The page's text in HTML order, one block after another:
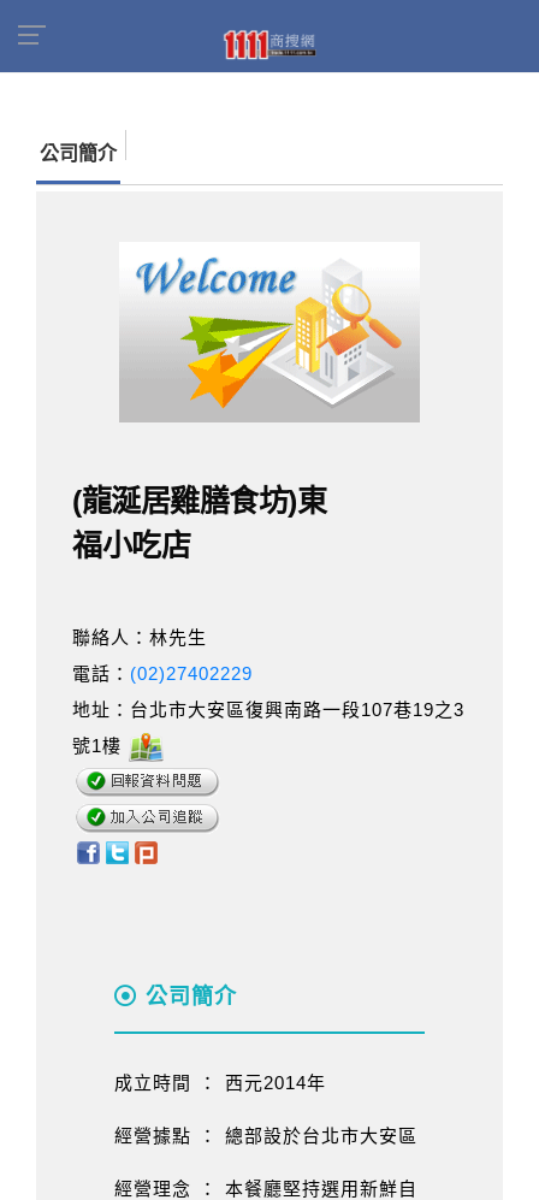
小吃店
公司簡介
(龍涎居雞膳食坊)東
福小吃店
聯絡人：林先生
電話： (02)27402229
地址：台北市大安區復興南路一段107巷19之3
號1樓
公司簡介
成立時間 ： 西元2014年
經營據點 ： 總部設於台北市大安區
經營理念 ： 本餐廳堅持選用新鮮自